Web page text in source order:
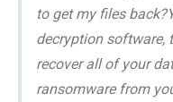
to get my files
decryption software,
recover all of your
ransomware from